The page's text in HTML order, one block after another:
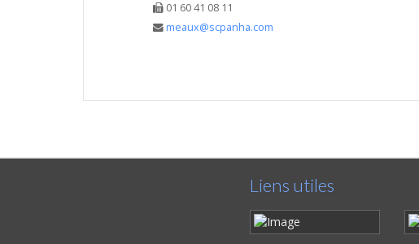
01 60 41 08 11
meaux@scpanha.com
Liens utiles